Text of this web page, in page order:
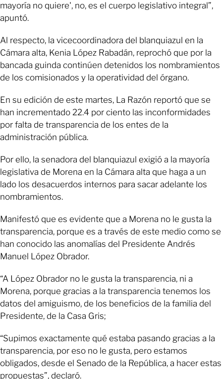
mayoría no quiere', no, es el cuerpo legislativo integral”,
apuntó.
Al respecto, la vicecoordinadora del blanquiazul en la
Cámara alta, Kenia López Rabadán, reprochó que por la
bancada guinda continúen detenidos los nombramientos
de los comisionados y la operatividad del órgano.
En su edición de este martes, La Razón reportó que se
han incrementado 22.4 por ciento las inconformidades
por falta de transparencia de los entes de la
administración pública.
Por ello, la senadora del blanquiazul exigió a la mayoría
legislativa de Morena en la Cámara alta que haga a un
lado los desacuerdos internos para sacar adelante los
nombramientos.
Manifestó que es evidente que a Morena no le gusta la
transparencia, porque es a través de este medio como se
han conocido las anomalías del Presidente Andrés
Manuel López Obrador.
“A López Obrador no le gusta la transparencia, ni a
Morena, porque gracias a la transparencia tenemos los
datos del amiguismo, de los beneficios de la familia del
Presidente, de la Casa Gris;
“Supimos exactamente qué estaba pasando gracias a la
transparencia, por eso no le gusta, pero estamos
obligados, desde el Senado de la República, a hacer estas
propuestas”, declaró.